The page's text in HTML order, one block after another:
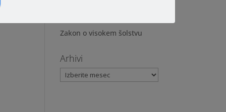
Zakon o visokem šolstvu
Arhivi
Arhivi